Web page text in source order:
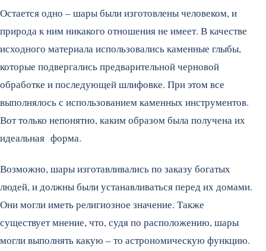
Остается одно – шары были изготовлены человеком, и
природа к ним никакого отношения не имеет. В качестве
исходного материала использовались каменные глыбы,
которые подвергались предварительной черновой
обработке и последующей шлифовке. При этом все
выполнялось с использованием каменных инструментов.
Вот только непонятно, каким образом была получена их
идеальная форма.
Возможно, шары изготавливались по заказу богатых
людей, и должны были устанавливаться перед их домами.
Они могли иметь религиозное значение. Также
существует мнение, что, судя по расположению, шары
могли выполнять какую – то астрономическую функцию.